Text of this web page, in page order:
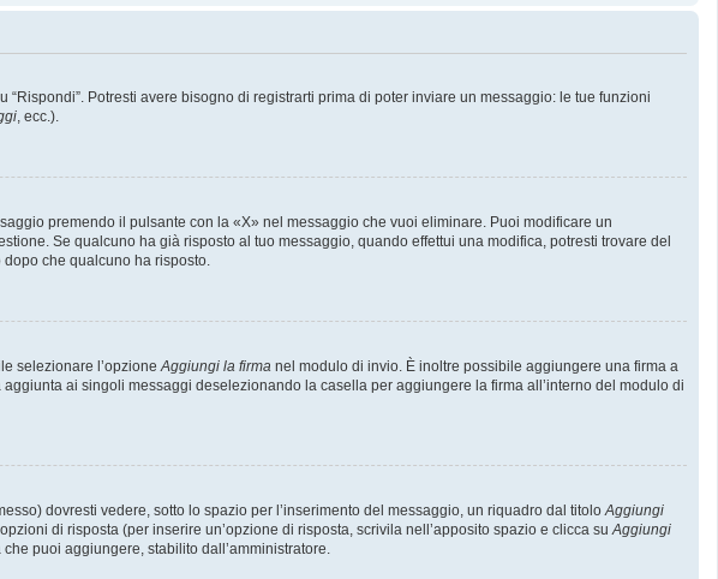
Potresti avere bisogno di registrarti prima di poter inviare un messaggio: le tue funzioni
, ecc.).
premendo il pulsante con la «X» nel messaggio che vuoi eliminare. Puoi modificare un
Se qualcuno ha già risposto al tuo messaggio, quando effettui una modifica, potresti trovare del
che qualcuno ha risposto.
selezionare l’opzioneAggiungi la firma nel modulo di invio. È inoltre possibile aggiungere una firma a
ai singoli messaggi deselezionando la casella per aggiungere la firma all’interno del modulo di
dovresti vedere, sotto lo spazio per l’inserimento del messaggio, un riquadro dal titoloAggiungi
di risposta (per inserire un’opzione di risposta, scrivila nell’apposito spazio e clicca suAggiungi
puoi aggiungere, stabilito dall’amministratore.